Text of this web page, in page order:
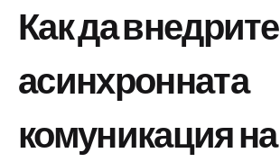
Как да внедрите
асинхронната
комуникация на